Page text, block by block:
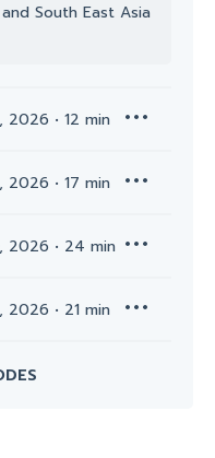
South East Asia
2026 12 min
2026 17 min
2026 24 min
2026 21 min